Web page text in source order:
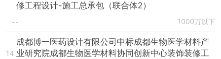
修工程设计-施工总承包（联合体2）
-- 1000万以下
14
成都博一医药设计有限公司中标成都生物医学材料产
业研究院成都生物医学材料协同创新中心装饰装修工